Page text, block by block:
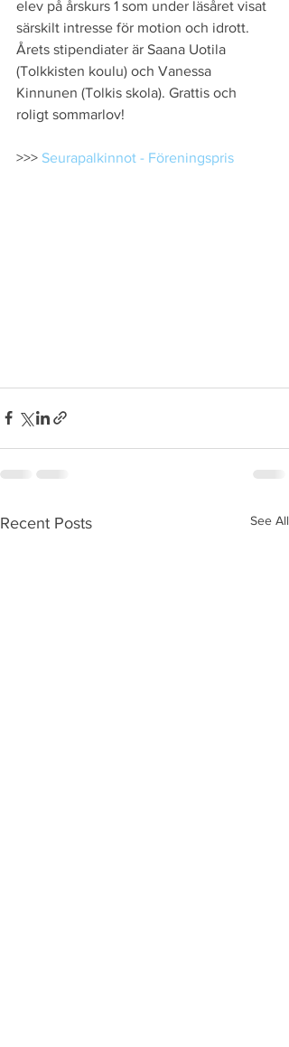
elev på årskurs 1 som under läsåret visat
särskilt intresse för motion och idrott.
Årets stipendiater är Saana Uotila
(Tolkkisten koulu) och Vanessa
Kinnunen (Tolkis skola). Grattis och
roligt sommarlov!
>>> Seurapalkinnot - Föreningspris
Recent Posts See All